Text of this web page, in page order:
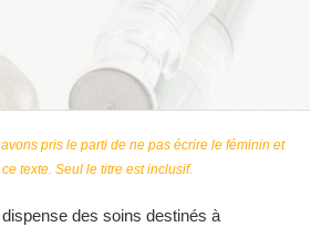
pris le parti de ne pas écrire le féminin et
texte. Seul le titre est inclusif.
des soins destinés à